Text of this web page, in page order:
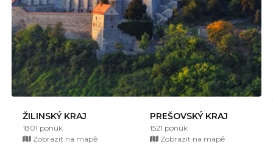
ŽILINSKÝ KRAJ
1801 ponúk
Zobrazit na mapě
PREŠOVSKÝ KRAJ
1521 ponúk
Zobrazit na mapě